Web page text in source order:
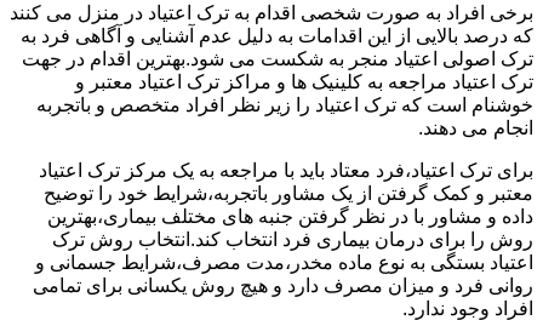
برخی افراد به صورت شخصی اقدام به ترک اعتیاد در منزل می کنند
که درصد بالایی از این اقدامات به دلیل عدم آشنایی و آگاهی فرد به
ترک اصولی اعتیاد منجر به شکست می شود.بهترین اقدام در جهت
ترک اعتیاد مراجعه به کلینیک ها و مراکز ترک اعتیاد معتبر و
خوشنام است که ترک اعتیاد را زیر نظر افراد متخصص و باتجربه
انجام می دهند.
برای ترک اعتیاد،فرد معتاد باید با مراجعه به یک مرکز ترک اعتیاد
معتبر و کمک گرفتن از یک مشاور باتجربه،شرایط خود را توضیح
داده و مشاور با در نظر گرفتن جنبه های مختلف بیماری،بهترین
روش را برای درمان بیماری فرد انتخاب کند.انتخاب روش ترک
اعتیاد بستگی به نوع ماده مخدر،مدت مصرف،شرایط جسمانی و
روانی فرد و میزان مصرف دارد و هیچ روش یکسانی برای تمامی
افراد وجود ندارد.